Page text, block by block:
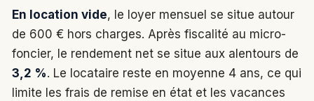
En location vide, le loyer mensuel se situe autour
de 600 € hors charges. Après fiscalité au micro-
foncier, le rendement net se situe aux alentours de
3,2 %. Le locataire reste en moyenne 4 ans, ce qui
limite les frais de remise en état et les vacances